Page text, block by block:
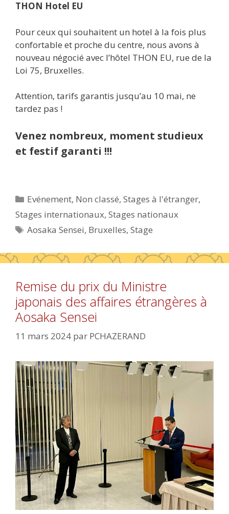
THON Hotel EU
Pour ceux qui souhaitent un hotel à la fois plus
confortable et proche du centre, nous avons à
nouveau négocié avec l’hôtel THON EU, rue de la
Loi 75, Bruxelles.
Attention, tarifs garantis jusqu’au 10 mai, ne
tardez pas !
Venez nombreux, moment studieux
et festif garanti !!!
Catégories
Evénement, Non classé,Stages à l'étranger,
Stages internationaux, Stages nationaux
Étiquettes
Aosaka Sensei, Bruxelles,Stage
Remise du prix du Ministre
japonais des affaires étrangères à
Aosaka Sensei
11 mars 2024 par PCHAZERAND